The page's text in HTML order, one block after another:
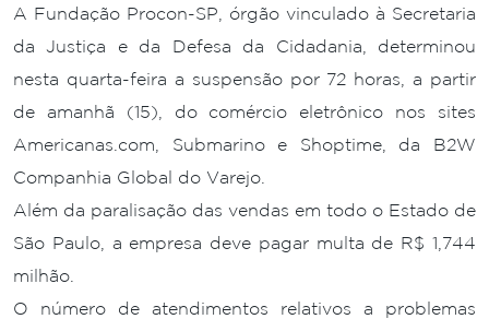
A Fundação Procon-SP, órgão vinculado à Secretaria
da Justiça e da Defesa da Cidadania, determinou
nesta quarta-feira a suspensão por 72 horas, a partir
de amanhã (15), do comércio eletrônico nos sites
Americanas.com, Submarino e Shoptime, da B2W
Companhia Global do Varejo.
Além da paralisação das vendas em todo o Estado de
São Paulo, a empresa deve pagar multa de R$ 1,744
milhão.
O número de atendimentos relativos a problemas